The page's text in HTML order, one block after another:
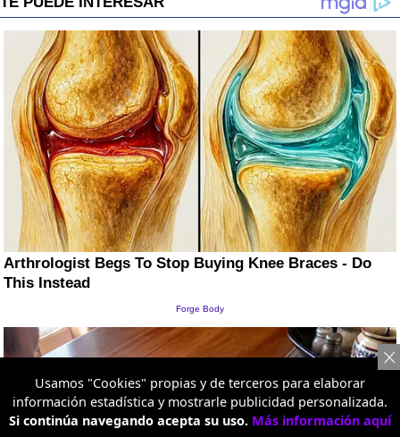
Usamos "Cookies" propias y de terceros para elaborar
información estadística y mostrarle publicidad personalizada.
Si continúa navegando acepta su uso. Más información aquí